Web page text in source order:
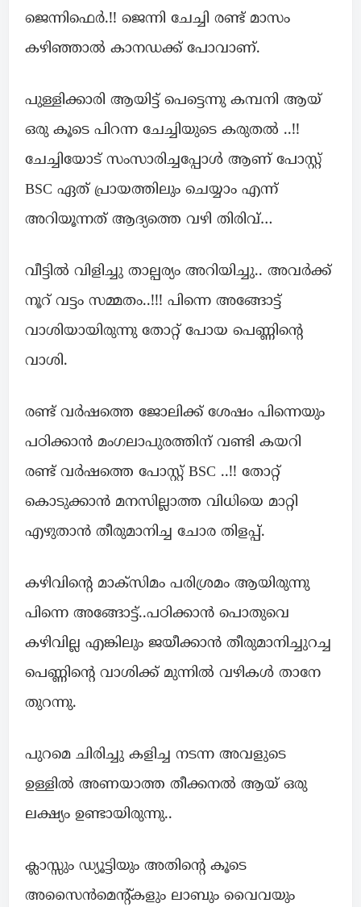
ജെന്നിഫെർ.!! ജെന്നി ചേച്ചി രണ്ട് മാസം
കഴിഞ്ഞാൽ കാനഡക്ക് പോവാണ്.
പുള്ളിക്കാരി ആയിട്ട് പെട്ടെന്നു കമ്പനി ആയ്
ഒരു കൂടെ പിറന്ന ചേച്ചിയുടെ കരുതൽ ..!!
ചേച്ചിയോട് സംസാരിച്ചപ്പോൾ ആണ് പോസ്റ്റ്‌
BSC ഏത് പ്രായത്തിലും ചെയ്യാം എന്ന്
അറിയൂന്നത് ആദ്യത്തെ വഴി തിരിവ്…
വീട്ടിൽ വിളിച്ചു താല്പര്യം അറിയിച്ചു.. അവർക്ക്
നൂറ് വട്ടം സമ്മതം..!!! പിന്നെ അങ്ങോട്ട്
വാശിയായിരുന്നു തോറ്റ് പോയ പെണ്ണിന്റെ
വാശി.
രണ്ട് വർഷത്തെ ജോലിക്ക് ശേഷം പിന്നെയും
പഠിക്കാൻ മംഗലാപുരത്തിന് വണ്ടി കയറി
രണ്ട് വർഷത്തെ പോസ്റ്റ്‌ BSC ..!! തോറ്റ്
കൊടുക്കാൻ മനസില്ലാത്ത വിധിയെ മാറ്റി
എഴുതാൻ തീരുമാനിച്ച ചോര തിളപ്പ്.
കഴിവിന്റെ മാക്സിമം പരിശ്രമം ആയിരുന്നു
പിന്നെ അങ്ങോട്ട്..പഠിക്കാൻ പൊതുവെ
കഴിവില്ല എങ്കിലും ജയീക്കാൻ തീരുമാനിച്ചുറച്ച
പെണ്ണിന്റെ വാശിക്ക് മുന്നിൽ വഴികൾ താനേ
തുറന്നു.
പുറമെ ചിരിച്ചു കളിച്ച നടന്ന അവളുടെ
ഉള്ളിൽ അണയാത്ത തീക്കനൽ ആയ് ഒരു
ലക്ഷ്യം ഉണ്ടായിരുന്നു..
ക്ലാസ്സും ഡ്യൂട്ടിയും അതിന്റെ കൂടെ
അസൈൻമെന്റ്കളും ലാബും വൈവയും